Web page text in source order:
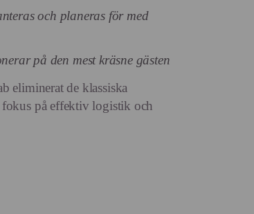
och planeras för med
på den mest kräsne gästen
eliminerat de klassiska
på effektiv logistik och